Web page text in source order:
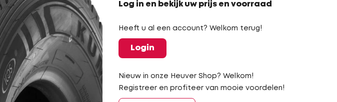
Log in en bekijk uw prijs en voorraad
Heeft u al een account? Welkom terug!
Login
Nieuw in onze Heuver Shop? Welkom!
Registreer en profiteer van mooie voordelen!